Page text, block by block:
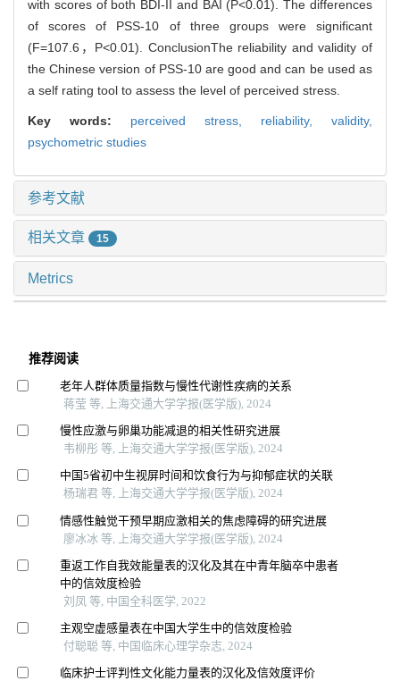
with scores of both BDI-II and BAI (P<0.01). The differences
of scores of PSS-10 of three groups were significant
(F=107.6，P<0.01). ConclusionThe reliability and validity of
the Chinese version of PSS-10 are good and can be used as
a self rating tool to assess the level of perceived stress.
Key words: perceived stress, reliability, validity,
psychometric studies
参考文献
相关文章 15
Metrics
推荐阅读
老年人群体质量指数与慢性代谢性疾病的关系
蒋莹 等, 上海交通大学学报(医学版), 2024
慢性应激与卵巢功能减退的相关性研究进展
韦柳彤 等, 上海交通大学学报(医学版), 2024
中国5省初中生视屏时间和饮食行为与抑郁症状的关联
杨瑞君 等, 上海交通大学学报(医学版), 2024
情感性触觉干预早期应激相关的焦虑障碍的研究进展
廖冰冰 等, 上海交通大学学报(医学版), 2024
重返工作自我效能量表的汉化及其在中青年脑卒中患者
中的信效度检验
刘凤 等, 中国全科医学, 2022
主观空虚感量表在中国大学生中的信效度检验
付聪聪 等, 中国临床心理学杂志, 2024
临床护士评判性文化能力量表的汉化及信效度评价